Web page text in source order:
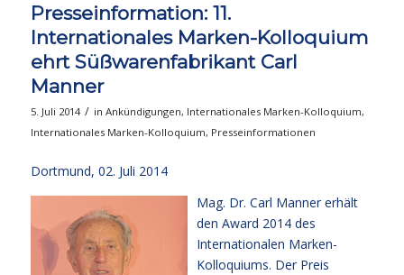
Presseinformation: 11.
Internationales Marken-Kolloquium
ehrt Süßwarenfabrikant Carl
Manner
5. Juli 2014 / in Ankündigungen, Internationales Marken-Kolloquium,
Internationales Marken-Kolloquium, Presseinformationen
Dortmund, 02. Juli 2014
Mag. Dr. Carl Manner erhält
den Award 2014 des
Internationalen Marken-
Kolloquiums. Der Preis